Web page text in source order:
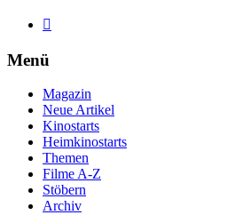

Menü
Magazin
Neue Artikel
Kinostarts
Heimkinostarts
Themen
Filme A-Z
Stöbern
Archiv